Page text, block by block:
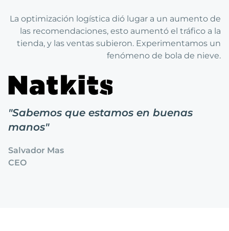
La optimización logística dió lugar a un aumento de
las recomendaciones, esto aumentó el tráfico a la
tienda, y las ventas subieron. Experimentamos un
fenómeno de bola de nieve.
"Sabemos que estamos en buenas
manos"
Salvador Mas
CEO